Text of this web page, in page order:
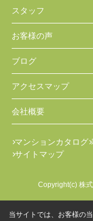
スタッフ
お客様の声
ブログ
アクセスマップ
会社概要
マンションカタログ
サイトマップ
Copyright(c) 株
当サイトでは、お客様の